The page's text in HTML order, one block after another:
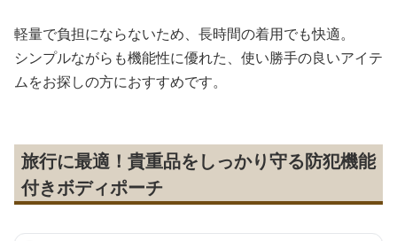
軽量で負担にならないため、長時間の着用でも快適。
シンプルながらも機能性に優れた、使い勝手の良いアイテ
ムをお探しの方におすすめです。
旅行に最適！貴重品をしっかり守る防犯機能
付きボディポーチ